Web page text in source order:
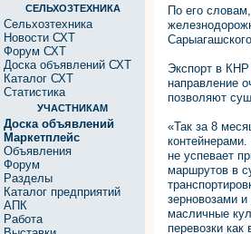
СЕЛЬХОЗТЕХНИКА
Сельхозтехника
Новости СХТ
Форум СХТ
Доска объявлений СХТ
Каталог СХТ
Статистика
УЧАСТНИКАМ
Доска объявлений
Маркетплейс
Объявления
Форум
Разделы
Каталог предприятий
АПК
Работа
По его
Экспорт в КНР
направление
позволяют
«Так за 8
контейнерами.
не успевает
маршрутов в
зерновозами
масличные
перевозки